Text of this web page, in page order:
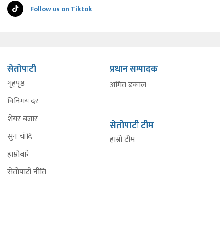
Follow us on Tiktok
सेतोपाटी
गृहपृष्ठ
विनिमय दर
शेयर बजार
सुन चाँदि
हाम्रोबारे
सेतोपाटी नीति
प्रधान सम्पादक
अमित ढकाल
सेतोपाटी टीम
हाम्रो टीम